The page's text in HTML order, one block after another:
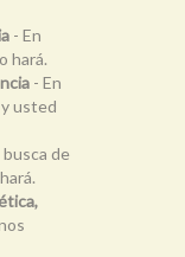
- En
hará.
- En
usted
busca de